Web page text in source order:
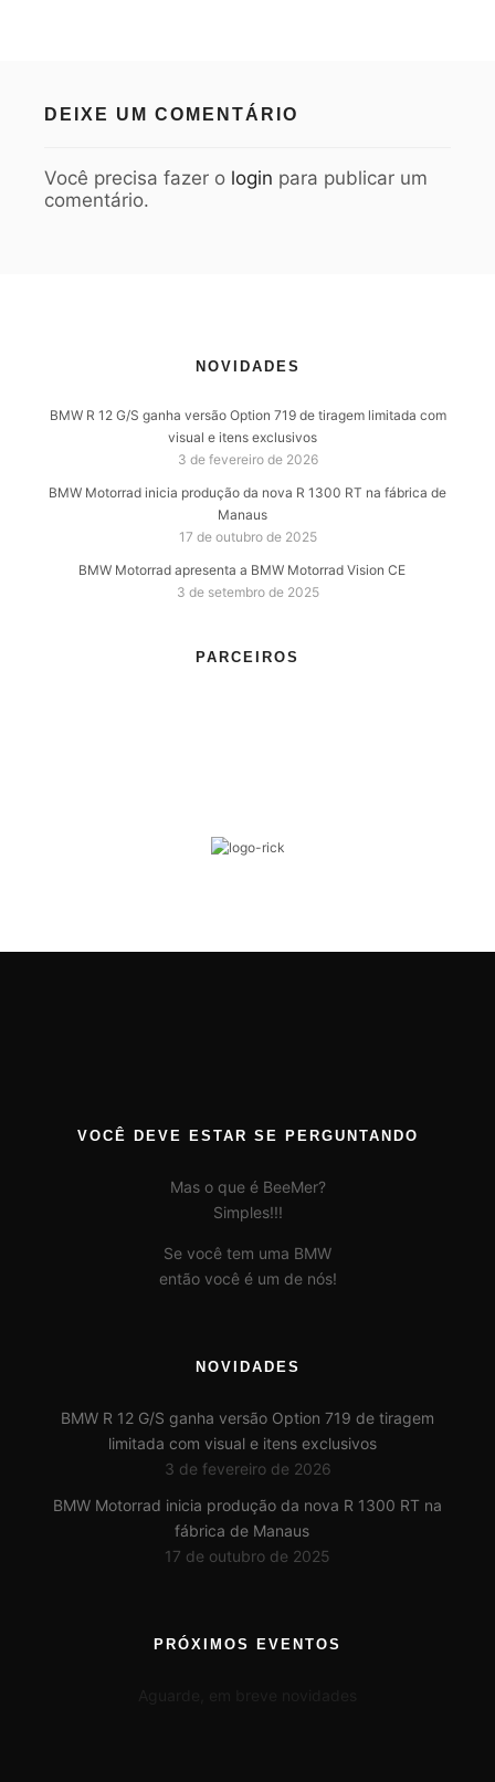
DEIXE UM COMENTÁRIO
Você precisa fazer o login para publicar um
comentário.
NOVIDADES
BMW R 12 G/S ganha versão Option 719 de tiragem limitada com
visual e itens exclusivos
3 de fevereiro de 2026
BMW Motorrad inicia produção da nova R 1300 RT na fábrica de
Manaus
17 de outubro de 2025
BMW Motorrad apresenta a BMW Motorrad Vision CE
3 de setembro de 2025
PARCEIROS
VOCÊ DEVE ESTAR SE PERGUNTANDO
Mas o que é BeeMer?
Simples!!!
Se você tem uma BMW
então você é um de nós!
NOVIDADES
BMW R 12 G/S ganha versão Option 719 de tiragem
limitada com visual e itens exclusivos
3 de fevereiro de 2026
BMW Motorrad inicia produção da nova R 1300 RT na
fábrica de Manaus
17 de outubro de 2025
PRÓXIMOS EVENTOS